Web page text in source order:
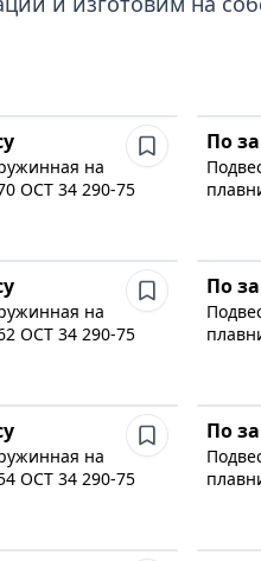
на
ОСТ 34 290-75
По
на
ОСТ 34 290-75
По
на
ОСТ 34 290-75
По